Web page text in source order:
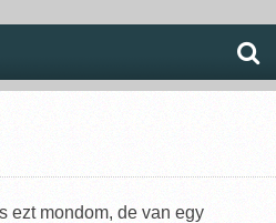
ezt mondom, de van egy